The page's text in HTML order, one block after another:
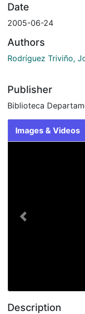
Date
2005-06-24
Authors
Rodríguez Triviño,
Publisher
Biblioteca
Images & Videos
Previous
Description